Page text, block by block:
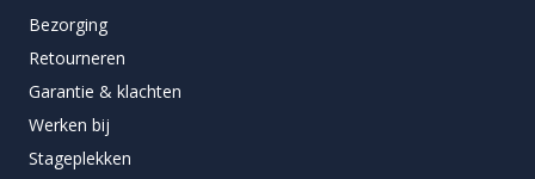
Bezorging
Retourneren
Garantie & klachten
Werken bij
Stageplekken